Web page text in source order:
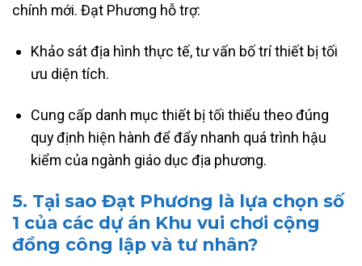
chính mới. Đạt Phương hỗ trợ:
Khảo sát địa hình thực tế, tư vấn bố trí thiết bị tối
ưu diện tích.
Cung cấp danh mục thiết bị tối thiểu theo đúng
quy định hiện hành để đẩy nhanh quá trình hậu
kiểm của ngành giáo dục địa phương.
5. Tại sao Đạt Phương là lựa chọn số
1 của các dự án Khu vui chơi cộng
đồng công lập và tư nhân?